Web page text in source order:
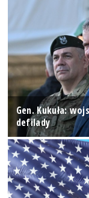
Gen. Kukuła:
defilady